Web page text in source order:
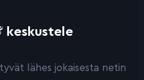
keskustele
lähes jokaisesta netin